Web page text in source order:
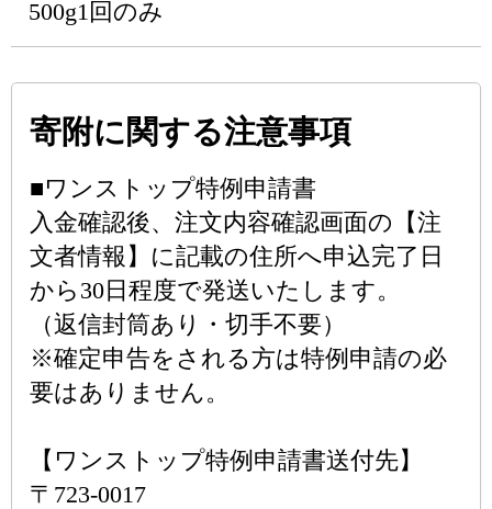
500g1回のみ
寄附に関する注意事項
■ワンストップ特例申請書
入金確認後、注文内容確認画面の【注
文者情報】に記載の住所へ申込完了日
から30日程度で発送いたします。
（返信封筒あり・切手不要）
※確定申告をされる方は特例申請の必
要はありません。
【ワンストップ特例申請書送付先】
〒723-0017